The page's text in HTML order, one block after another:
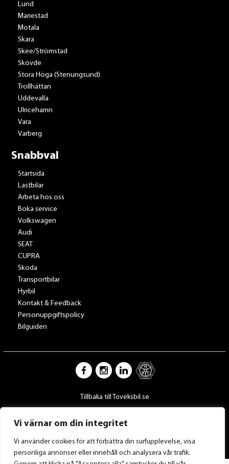
Vi värnar om din integritet
Vi använder cookies för att förbättra din surfupplevelse, visa
personliga annonser eller innehåll och analysera vår trafik.
Lund
Mariestad
Motala
Skara
Skee/Strömstad
Skövde
Stora Höga (Stenungsund)
Trollhättan
Uddevalla
Ulricehamn
Vara
Varberg
Snabbval
Startsida
Lastbilar
Arbeta hos oss
Boka service
Volkswagen
Audi
SEAT
CUPRA
Skoda
Transportbilar
Hyrbil
Kontakt & Feedback
Personuppgiftspolicy
Bilguiden
Tillbaka till Toveksbil.se